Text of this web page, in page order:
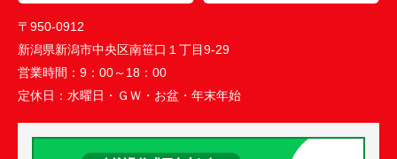
〒950-0912
新潟県新潟市中央区南笹口１丁目9-29
営業時間： 9：00～18：00
定休日： 水曜日・ＧＷ・お盆・年末年始